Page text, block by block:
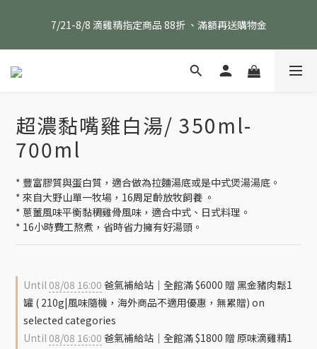
商品除外)
7/21-8/8 滴雞精指定商品 88折 、滿額再送購物金
生鮮指定商品 任選 5包 現折 $50、任選 8包 現折 $100
消費滿 $1800 贈送原味滴雞精1包、$6000 贈送黑金豬肉鬆 (指定
商品除外)
超濃黏嘴雞白湯/ 350ml-
700ml
* 豐富膠質與蛋白質，適合做為拉麵湯底或是中式煲湯湯底。
* 來自大野山單一牧場，16周足齡放牧飼養 。
* 蔥薑風味平衡黏稠雞骨風味，適合中式、日式料理。
* 16小時費工熬煮，省時省力擁有好湯頭。
Until08/08 16:00 爸氣補給站｜全館滿 $6000 贈 黑金豬肉鬆1
罐 ( 210g|風味隨機，海外商品不適用優惠，無累贈) on
selected categories
Until08/08 16:00 爸氣補給站｜全館滿 $1800 贈 原味滴雞精1